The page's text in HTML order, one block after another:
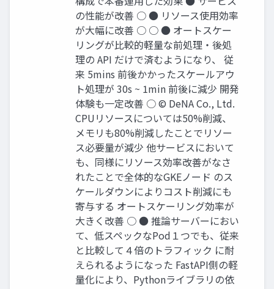
の性能が改善 ○ ● リソース使用効率
が大幅に改善 ○ ○ ● オートスケー
リングが比較的軽量な前処理・後処
理の API だけで済むようになり、 従
来 5mins 前後かかったスケールアウ
ト処理が 30s ~ 1min 前後に減少 開発
体験も一定改善 ○ © DeNA Co., Ltd.
CPUリソースについては50%削減、
メモリも80%削減したことでリソー
ス必要量が減少 他サービスにおいて
も、同様にリソース効率改善がなさ
れたことで全体的なGKEノード のス
ケールダウンによりコスト削減にも
寄与する オートスケーリング効率が
大きく改善 ○ ● 推論サーバーにおい
て、低スペックなPod１つでも、従来
と比較して４倍のトラフィック に耐
えられるようになった FastAPI側の軽
量化により、Pythonライブラリの依